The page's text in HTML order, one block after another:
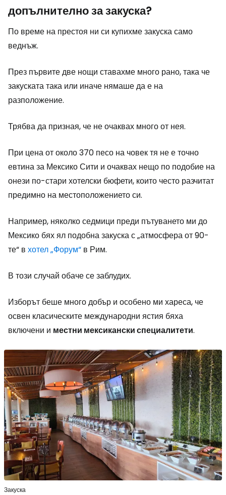
допълнително за закуска?
По време на престоя ни си купихме закуска само
веднъж.
През първите две нощи ставахме много рано, така че
закуската така или иначе нямаше да е на
разположение.
Трябва да призная, че не очаквах много от нея.
При цена от около 370 песо на човек тя не е точно
евтина за Мексико Сити и очаквах нещо по подобие на
онези по-стари хотелски бюфети, които често разчитат
предимно на местоположението си.
Например, няколко седмици преди пътуването ми до
Мексико бях ял подобна закуска с „атмосфера от 90-
те“ в хотел „Форум“ в Рим.
В този случай обаче се заблудих.
Изборът беше много добър и особено ми хареса, че
освен класическите международни ястия бяха
включени и местни мексикански специалитети.
Закуска